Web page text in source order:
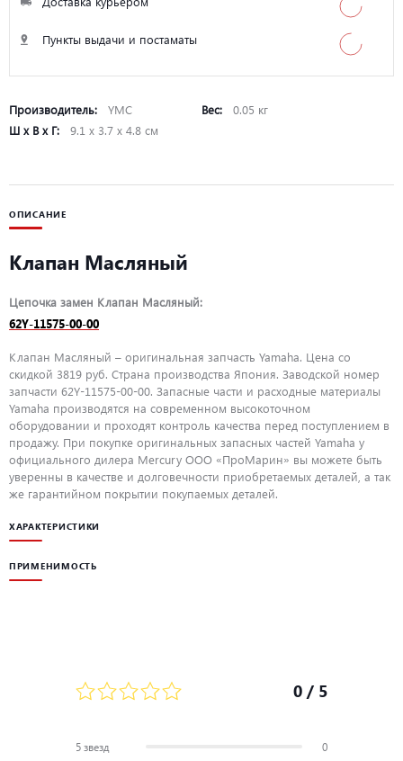
Пункты выдачи и постаматы
Производитель: YMC Вес:
0.05 кг
Ш х В х Г:
9.1 х 3.7 х 4.8 см
ОПИСАНИЕ
Клапан Масляный
Цепочка замен Клапан Масляный:
62Y-11575-00-00
Клапан Масляный – оригинальная запчасть Yamaha. Цена со
скидкой 3819 руб. Страна производства Япония. Заводской номер
запчасти 62Y-11575-00-00. Запасные части и расходные материалы
Yamaha производятся на современном высокоточном
оборудовании и проходят контроль качества перед поступлением в
продажу. При покупке оригинальных запасных частей Yamaha у
официального дилера Mercury ООО «ПроМарин» вы можете быть
уверенны в качестве и долговечности приобретаемых деталей, а так
же гарантийном покрытии покупаемых деталей.
ХАРАКТЕРИСТИКИ
ПРИМЕНИМОСТЬ
0 / 5
5 звезд
0